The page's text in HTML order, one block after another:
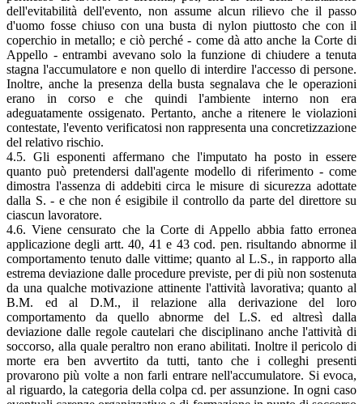
dell'evitabilità dell'evento, non assume alcun rilievo che il passo
d'uomo fosse chiuso con una busta di nylon piuttosto che con il
coperchio in metallo; e ciò perché - come dà atto anche la Corte di
Appello - entrambi avevano solo la funzione di chiudere a tenuta
stagna l'accumulatore e non quello di interdire l'accesso di persone.
Inoltre, anche la presenza della busta segnalava che le operazioni
erano in corso e che quindi l'ambiente interno non era
adeguatamente ossigenato. Pertanto, anche a ritenere le violazioni
contestate, l'evento verificatosi non rappresenta una concretizzazione
del relativo rischio.
4.5. Gli esponenti affermano che l'imputato ha posto in essere
quanto può pretendersi dall'agente modello di riferimento - come
dimostra l'assenza di addebiti circa le misure di sicurezza adottate
dalla S. - e che non é esigibile il controllo da parte del direttore su
ciascun lavoratore.
4.6. Viene censurato che la Corte di Appello abbia fatto erronea
applicazione degli artt. 40, 41 e 43 cod. pen. risultando abnorme il
comportamento tenuto dalle vittime; quanto al L.S., in rapporto alla
estrema deviazione dalle procedure previste, per di più non sostenuta
da una qualche motivazione attinente l'attività lavorativa; quanto al
B.M. ed al D.M., il relazione alla derivazione del loro
comportamento da quello abnorme del L.S. ed altresì dalla
deviazione dalle regole cautelari che disciplinano anche l'attività di
soccorso, alla quale peraltro non erano abilitati. Inoltre il pericolo di
morte era ben avvertito da tutti, tanto che i colleghi presenti
provarono più volte a non farli entrare nell'accumulatore. Si evoca,
al riguardo, la categoria della colpa cd. per assunzione. In ogni caso